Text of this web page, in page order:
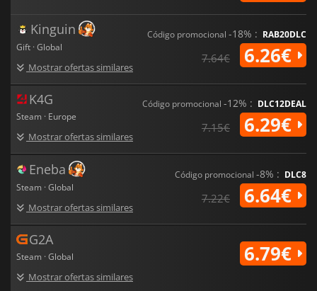
Kinguin
Gift · Global
Mostrar ofertas similares
Código promocional -18% : RAB20DLC
7.64€ 6.26€
K4G
Steam · Europe
Mostrar ofertas similares
Código promocional -12% : DLC12DEAL
7.15€ 6.29€
Eneba
Steam · Global
Mostrar ofertas similares
Código promocional -8% : DLC8
7.22€ 6.64€
G2A
Steam · Global
Mostrar ofertas similares
6.79€